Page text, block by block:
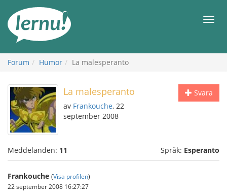
sidans
innehåll
Meny
Forum Humor La malesperanto
Svara
La malesperanto
av Frankouche, 22
september 2008
Meddelanden: 11 Språk: Esperanto
Frankouche (Visa profilen)
22 september 2008 16:27:27